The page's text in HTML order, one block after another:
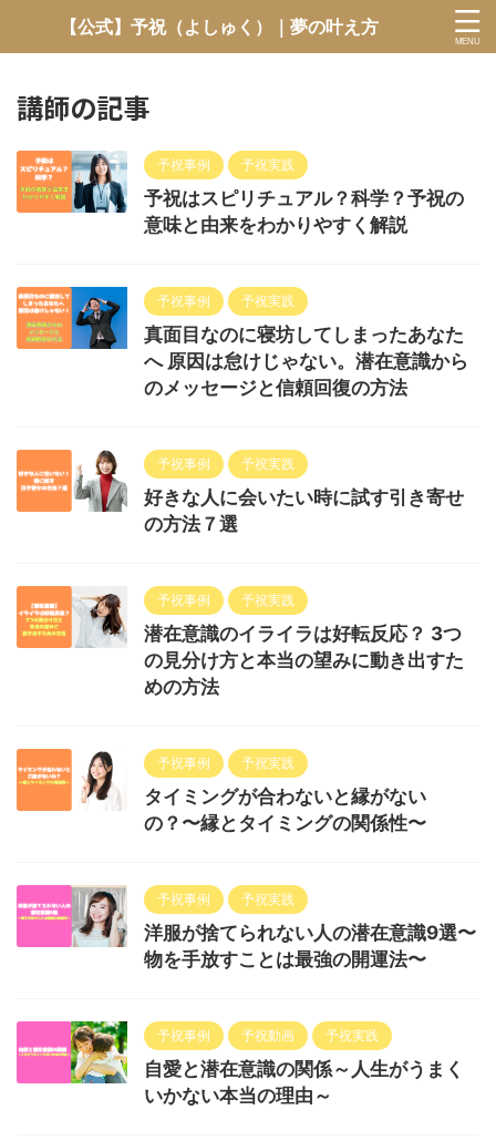
【公式】予祝（よしゅく）｜夢の叶え方
講師の記事
予祝事例 予祝実践
予祝はスピリチュアル？科学？予祝の
意味と由来をわかりやすく解説
予祝事例 予祝実践
真面目なのに寝坊してしまったあなた
へ 原因は怠けじゃない。潜在意識から
のメッセージと信頼回復の方法
予祝事例 予祝実践
好きな人に会いたい時に試す引き寄せ
の方法７選
予祝事例 予祝実践
潜在意識のイライラは好転反応？ 3つ
の見分け方と本当の望みに動き出すた
めの方法
予祝事例 予祝実践
タイミングが合わないと縁がない
の？〜縁とタイミングの関係性〜
予祝事例 予祝実践
洋服が捨てられない人の潜在意識9選〜
物を手放すことは最強の開運法〜
予祝事例 予祝動画 予祝実践
自愛と潜在意識の関係～人生がうまく
いかない本当の理由～